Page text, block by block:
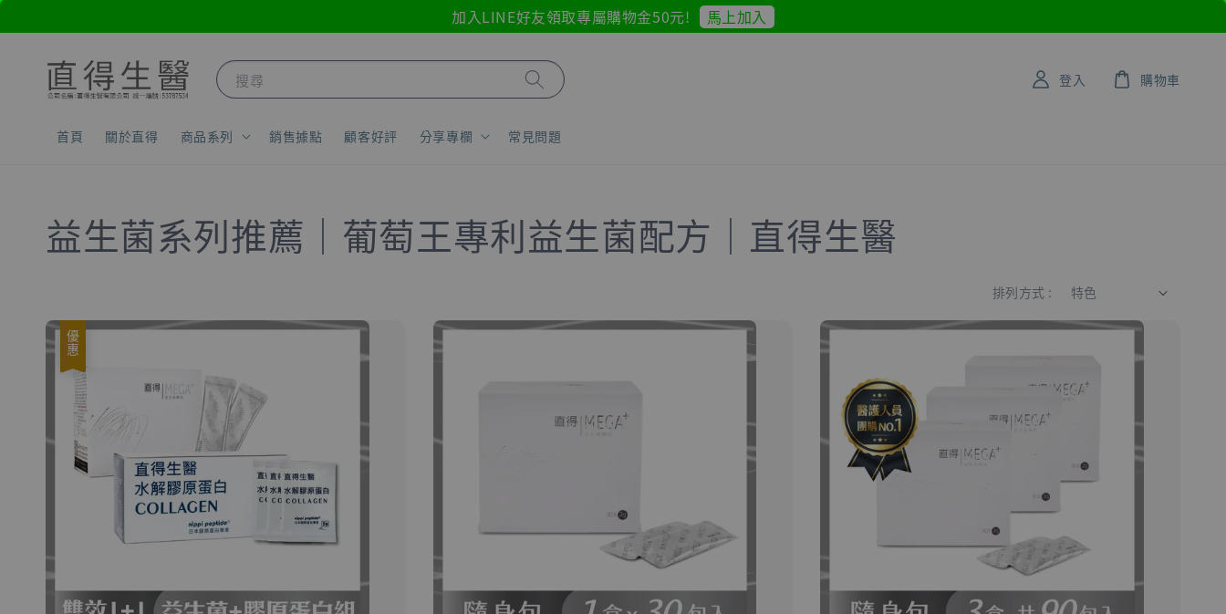
加入LINE好友領取專屬購物金50元! 馬上加入
搜尋
首頁 關於直得 商品系列 銷售據點 顧客好評 分享專欄 常見問題
登入 購物車
益生菌系列推薦｜葡萄王專利益生菌配方｜直得生醫
排列方式 :
優惠